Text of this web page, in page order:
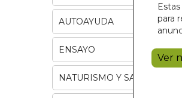
para
Ver
AUTOAYUDA
ENSAYO
NATURISMO Y SALUD